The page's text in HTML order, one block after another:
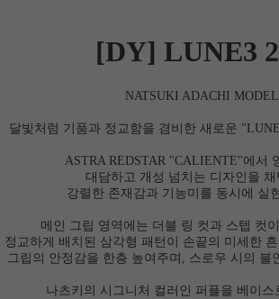
[DY] LUNE3
NATSUKI ADACHI MODEL
달빛처럼 기품과 정교함을 겸비한 새로운
ASTRA REDSTAR "CALIENTE"에서
대담하고 개성 넘치는 디자인을 채
강렬한 존재감과 기능미를 동시에 실
메인 그립 영역에는 더블 링 컷과 스텝 컷
정교하게 배치된 삼각형 패턴이 손끝의 미세한
그립의 안정감을 한층 높여주며, 스로우 시의 불
나츠키의 시그니처 컬러인 퍼플을 베이스